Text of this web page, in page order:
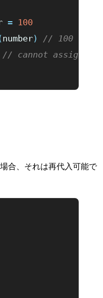
= 100
number)
// 100
// cannot assign to
合、それは再代入可能で